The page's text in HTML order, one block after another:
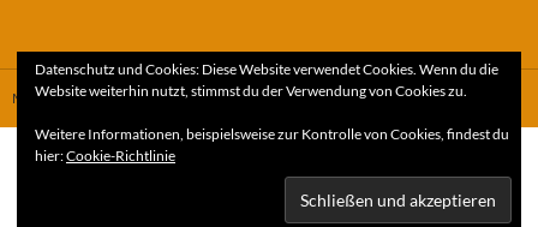
Mit Stolz präsentiert von WordPress
Datenschutz und Cookies: Diese Website verwendet Cookies. Wenn du die
Website weiterhin nutzt, stimmst du der Verwendung von Cookies zu.
Weitere Informationen, beispielsweise zur Kontrolle von Cookies, findest du
hier:Cookie-Richtlinie